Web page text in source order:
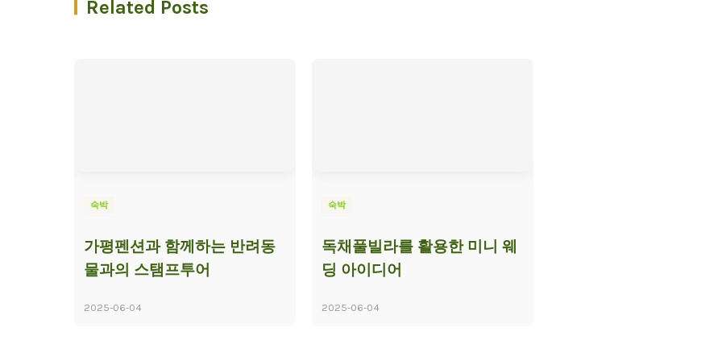
Related Posts
숙박
가평펜션과 함께하는 반려동
물과의 스탬프투어
2025-06-04
숙박
독채풀빌라를 활용한 미니 웨
딩 아이디어
2025-06-04